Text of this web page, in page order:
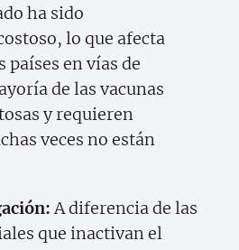
ha sido
lo que afecta
países en vías de
de las vacunas
y requieren
veces no están
A diferencia de las
que inactivan el